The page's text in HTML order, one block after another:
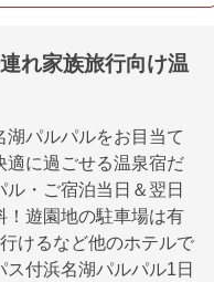
れ家族旅行向け温
パルパルをお目当て
適に過ごせる温泉宿だ
・ご宿泊当日＆翌日
！遊園地の駐車場は有
けるなど他のホテルで
付浜名湖パルパル1日